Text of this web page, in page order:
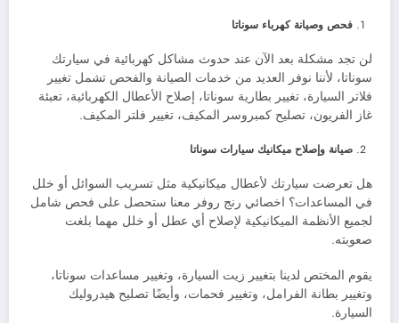
فحص وصيانة كهرباء سوناتا
لن تجد مشكلة بعد الآن عند حدوث مشاكل كهربائية في سيارتك
سوناتا، لأننا نوفر العديد من خدمات الصيانة والفحص تشمل تغيير
فلاتر السيارة، تغيير بطارية سوناتا، إصلاح الأعطال الكهربائية، تعبئة
غاز الفريون، تصليح كمبروسر المكيف، تغيير فلتر المكيف.
صيانة وإصلاح ميكانيك سيارات سوناتا
هل تعرضت سيارتك لأعطال ميكانيكية مثل تسريب السوائل أو خلل
في المساعدات؟ اخصائي رنج روفر معنا ستحصل على فحص شامل
لجميع الأنظمة الميكانيكية لإصلاح أي عطل أو خلل مهما بلغت
صعوبته.
يقوم المختص لدينا بتغيير زيت السيارة، وتغيير مساعدات سوناتا،
وتغيير بطانة الفرامل، وتغيير فحمات، وأيضًا تصليح هيدروليك
السيارة.